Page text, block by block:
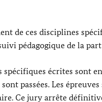
de ces disciplines
pédagogique de la
spécifiques écrites sont
sont passées. Les
Ce jury arrête